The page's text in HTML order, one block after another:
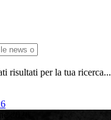
risultati per la tua ricerca...